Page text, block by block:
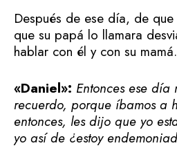
Después de ese día, de
que su papá lo llamara
hablar con él y con su mamá.
«Daniel»: Entonces ese
recuerdo, porque íbamos a
entonces, les dijo que yo
yo así de ¿estoy